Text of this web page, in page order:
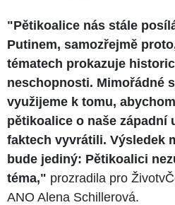
"Pětikoalice nás stále
Putinem, samozřejmě
tématech prokazuje
neschopnosti. Mimořádné
využijeme k tomu,
pětikoalice o naše západní
faktech vyvrátili. Výsledek
bude jediný: Pětikoalici
téma," prozradila pro
ANO Alena Schillerová.